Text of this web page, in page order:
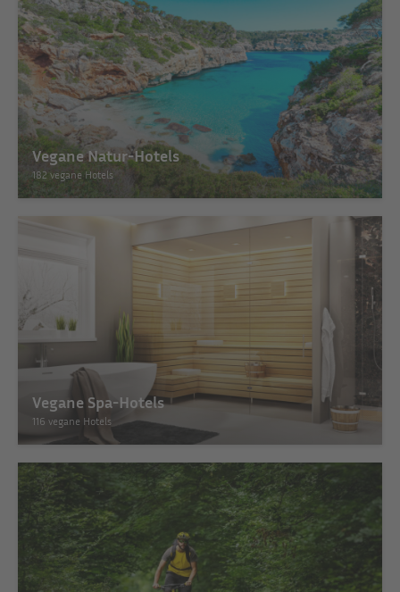
Vegane Natur-Hotels
182 vegane Hotels
Vegane Spa-Hotels
116 vegane Hotels